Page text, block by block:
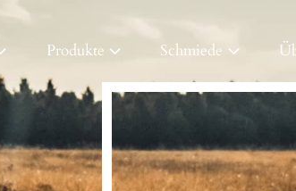
Produkte Schmiede